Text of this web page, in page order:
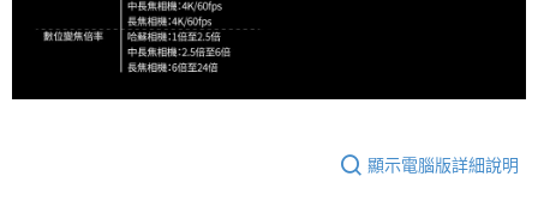
顯示電腦版詳細說明